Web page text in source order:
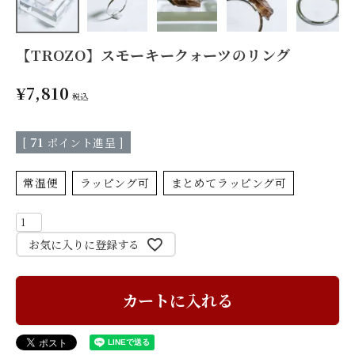
【TROZO】スモーキークォーツのリング
¥7,810 税込
[ 71 ポイント進呈 ]
常温便 ラッピング可 まとめてラッピング可
お気に入りに登録する
カートに入れる